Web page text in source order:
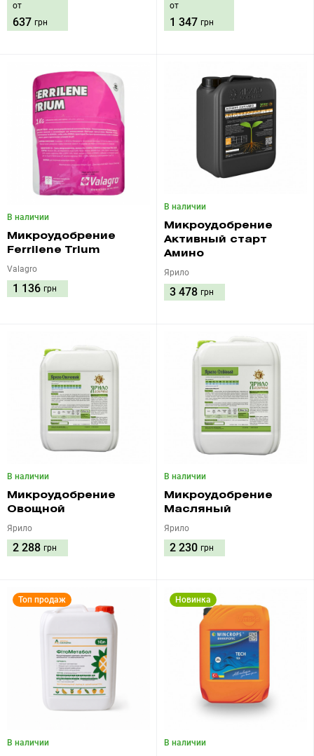
от
637 грн
от
1 347 грн
В наличии
Микроудобрение
Ferrilene Trium
Valagro
1 136 грн
В наличии
Микроудобрение
Активный старт
Амино
Ярило
3 478 грн
В наличии
Микроудобрение
Овощной
Ярило
2 288 грн
В наличии
Микроудобрение
Масляный
Ярило
2 230 грн
Топ продаж
В наличии
Новинка
В наличии